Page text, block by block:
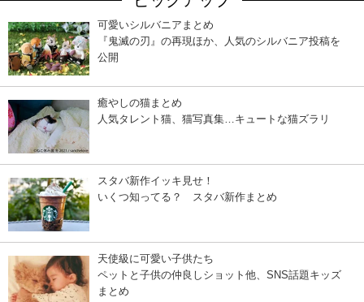
可愛いシルバニアまとめ
『鬼滅の刃』の再現ほか、人気のシルバニア投稿を
公開
癒やしの猫まとめ
人気タレント猫、猫写真集…キュートな猫ズラリ
スタバ新作イッキ見せ！
いくつ知ってる？ スタバ新作まとめ
天使級に可愛い子供たち
ペットと子供の仲良しショット他、SNS話題キッズ
まとめ